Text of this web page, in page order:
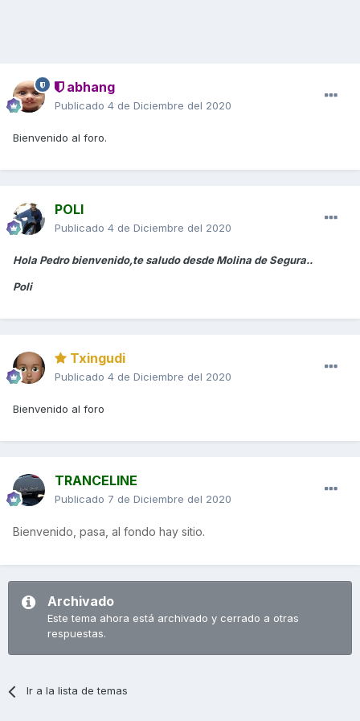
abhang
Publicado 4 de Diciembre del 2020
Bienvenido al foro.
POLI
Publicado 4 de Diciembre del 2020
Hola Pedro bienvenido,te saludo desde Molina de Segura..
Poli
Txingudi
Publicado 4 de Diciembre del 2020
Bienvenido al foro
TRANCELINE
Publicado 7 de Diciembre del 2020
Bienvenido, pasa, al fondo hay sitio.
Archivado
Este tema ahora está archivado y cerrado a otras
respuestas.
Ir a la lista de temas